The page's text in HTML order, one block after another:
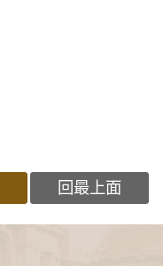
回最上面